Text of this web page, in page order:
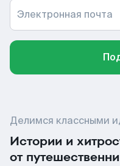
Электронная почта
Делимся классными
Истории и
от